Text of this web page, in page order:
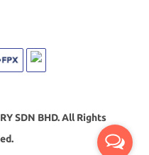
SDN BHD. All Rights